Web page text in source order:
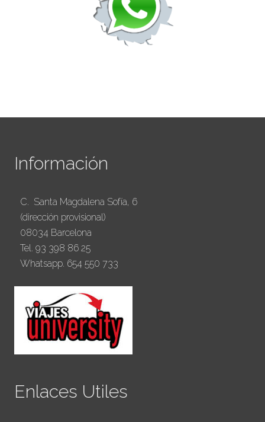
Ciudad de salida (requerido)
Al usar este formulario accedes al
por parte de esta web.
Información
C. Santa Magdalena Sofía, 6
(dirección provisional)
08034 Barcelona
Tel. 93 398 86 25
Whatsapp. 654 550 733
Enlaces Utiles